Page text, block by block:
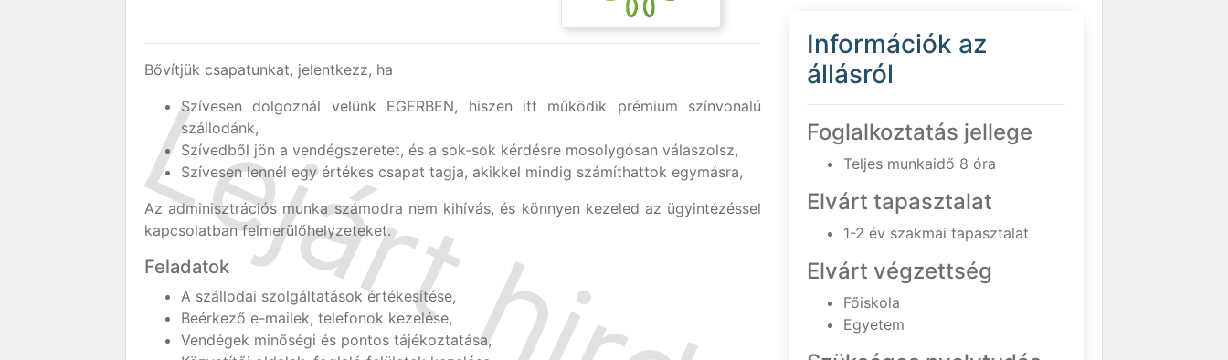
Bővítjük csapatunkat, jelentkezz, ha
Szívesen dolgoznál velünk EGERBEN, hiszen itt működik prémium színvonalú
szállodánk,
Szívedből jön a vendégszeretet, és a sok-sok kérdésre mosolygósan válaszolsz,
Szívesen lennél egy értékes csapat tagja, akikkel mindig számíthattok egymásra,
Az adminisztrációs munka számodra nem kihívás, és könnyen kezeled az ügyintézéssel
kapcsolatban felmerülőhelyzeteket.
Feladatok
A szállodai szolgáltatások értékesítése,
Beérkező e-mailek, telefonok kezelése,
Vendégek minőségi és pontos tájékoztatása,
Információk az
állásról
Foglalkoztatás jellege
Teljes munkaidő 8 óra
Elvárt tapasztalat
1-2 év szakmai tapasztalat
Elvárt végzettség
Főiskola
Egyetem